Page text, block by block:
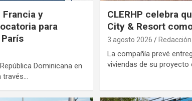
Francia y
para
Dominicana en
través…
CLERHP celebra
City & Resort
3 agosto 2026 Redacción
La compañía prevé
viviendas de su proyecto